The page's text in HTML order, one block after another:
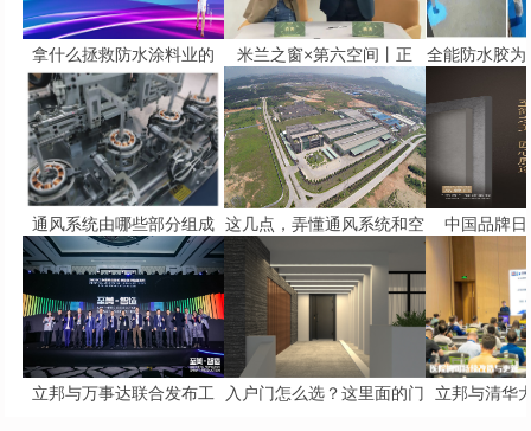
拿什么拯救防水涂料业的 米兰之窗×第六空间丨正 全能防水胶
通风系统由哪些部分组成 这几点，弄懂通风系统和空 中国品牌
立邦与万事达联合发布工 入户门怎么选？这里面的门 立邦与清华